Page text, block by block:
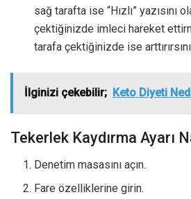
sağ tarafta ise “Hızlı” yazısını
çektiğinizde imleci hareket
tarafa çektiğinizde ise
İlginizi çekebilir; Keto Diyeti
Tekerlek Kaydırma Ayarı
Denetim masasını açın.
Fare özelliklerine girin.